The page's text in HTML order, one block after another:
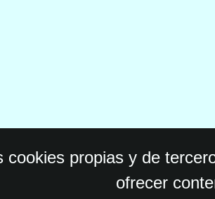
cookies propias y de
ofrecer